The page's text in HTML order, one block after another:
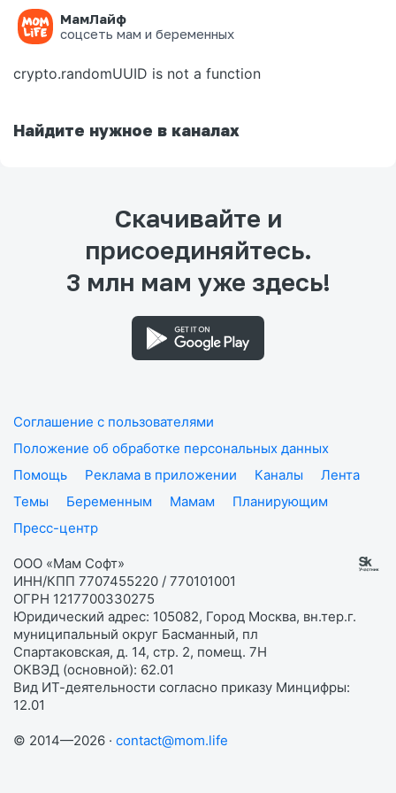
МамЛайф
соцсеть мам и беременных
Ошибка на странице
crypto.randomUUID is not a function
Найдите нужное в каналах
Скачивайте и
присоединяйтесь.
3 млн мам уже здесь!
Соглашение с пользователями
Положение об обработке персональных данных
Помощь
Реклама в приложении Каналы
Лента
Темы
Беременным Мамам
Планирующим
Пресс-центр
ООО «Мам Софт»
ИНН/КПП 7707455220 / 770101001
ОГРН 1217700330275
Юридический адрес: 105082, Город Москва, вн.тер.г.
муниципальный округ Басманный, пл
Спартаковская, д. 14, стр. 2, помещ. 7Н
ОКВЭД (основной): 62.01
Вид ИТ-деятельности согласно приказу Минцифры:
12.01
© 2014—2026 · contact@mom.life